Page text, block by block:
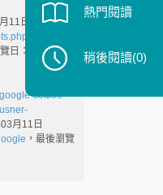
11日，
日：2009年03
settles-
月11日
，最後瀏覽
熱門閱讀
稍後閱讀(0)